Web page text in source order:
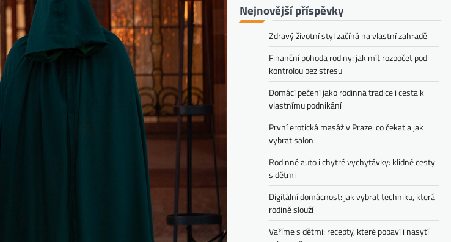
Nejnovější příspěvky
Zdravý životní styl začíná na vlastní zahradě
Finanční pohoda rodiny: jak mít rozpočet pod
kontrolou bez stresu
Domácí pečení jako rodinná tradice i cesta k
vlastnímu podnikání
První erotická masáž v Praze: co čekat a jak
vybrat salon
Rodinné auto i chytré vychytávky: klidné cesty
s dětmi
Digitální domácnost: jak vybrat techniku, která
rodině slouží
Vaříme s dětmi: recepty, které pobaví i nasytí